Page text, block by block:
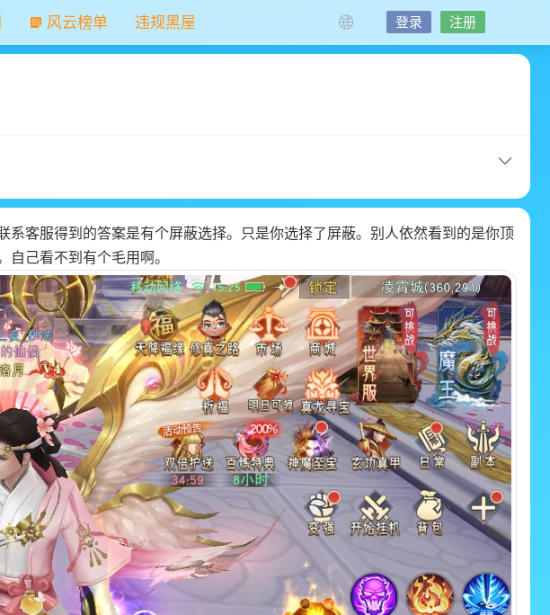
风云榜单 违规黑屋 登录 注册
客服得到的答案是有个屏蔽选择。只是你选择了屏蔽。别人依然看到的是你顶
己看不到有个毛用啊。